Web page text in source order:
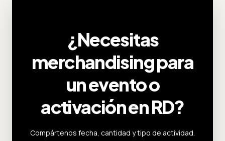
¿Necesitas
merchandising para
un evento o
activación en RD?
Compártenos fecha, cantidad y tipo de actividad.